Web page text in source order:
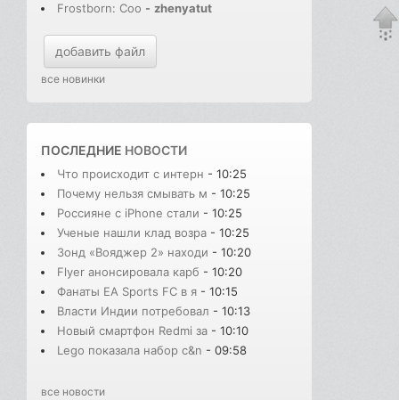
Frostborn: Coo - zhenyatut
добавить файл
все новинки
ПОСЛЕДНИЕ НОВОСТИ
Что происходит с интерн - 10:25
Почему нельзя смывать м - 10:25
Россияне с iPhone стали - 10:25
Ученые нашли клад возра - 10:25
Зонд «Вояджер 2» находи - 10:20
Flyer анонсировала карб - 10:20
Фанаты EA Sports FC в я - 10:15
Власти Индии потребовал - 10:13
Новый смартфон Redmi за - 10:10
Lego показала набор с&n - 09:58
все новости